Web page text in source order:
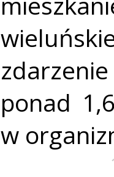
ponad
w